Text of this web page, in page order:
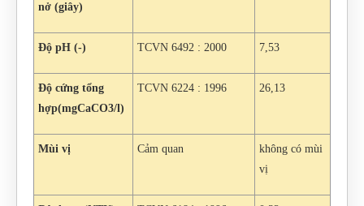
nở (giây)
Độ pH (-) TCVN 6492 : 2000 7,53
Độ cứng tổng
hợp(mgCaCO3/l)
TCVN 6224 : 1996 26,13
Mùi vị Cảm quan
không có mùi
vị